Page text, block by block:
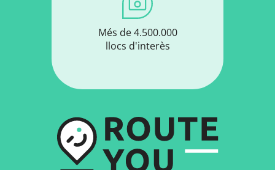
Més de 4.500.000
llocs d'interès